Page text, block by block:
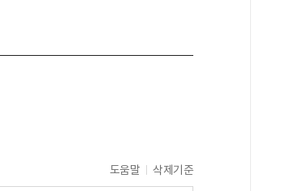
도움말 삭제기준